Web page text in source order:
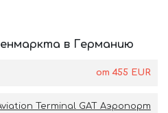
в Германию
от 455 EUR
Terminal GAT Аэропорт